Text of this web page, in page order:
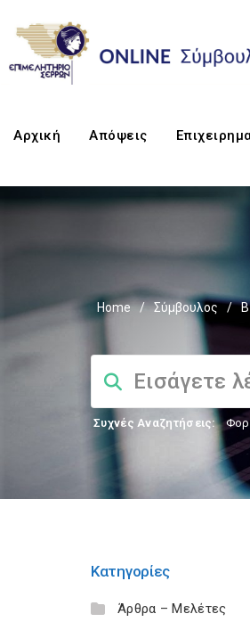
Αρχική Απόψεις
Home / Σύμβουλος /
Συχνές Αναζητήσεις:
Κατηγορίες
Άρθρα – Μελέτες